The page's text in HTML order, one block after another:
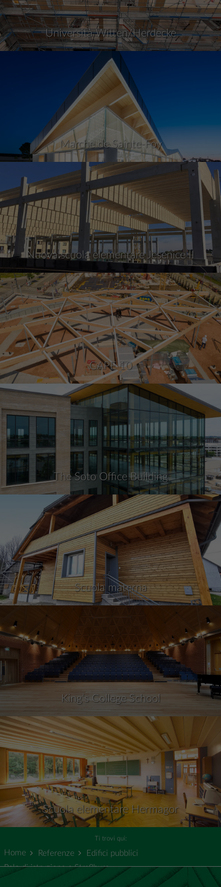
Università Witten/Herdecke
Marche de Sainte-Foy
Nuova scuola elementare Jesenice II
CAPE 10
The Soto Office Building
Scuola materna
King’s College School
Scuola elementare Hermagor
Ti trovi qui:
Home Referenze
Edifici pubblici
Polo di istruzione a Straßburg